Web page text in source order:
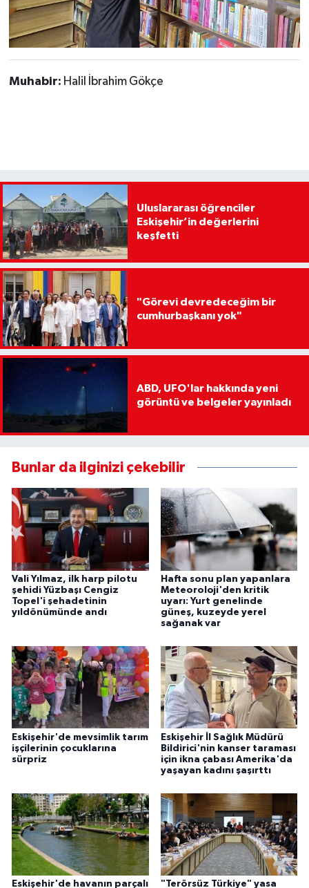
Muhabir: Halil İbrahim Gökçe
Uluslararası öğrenciler
Eskişehir’in değerlerini
keşfetti
"Görevi devredeceğim bir
cumhurbaşkanı yok"
ABD, UFO'lar hakkında yeni
görüntü ve belgeler yayınladı
Bunlar da ilginizi çekebilir
Vali Yılmaz, ilk harp pilotu
şehidi Yüzbaşı Cengiz
Topel'i şehadetinin
yıldönümünde andı
Hafta sonu plan yapanlara
Meteoroloji'den kritik
uyarı: Yurt genelinde
güneş, kuzeyde yerel
sağanak var
Eskişehir'de mevsimlik tarım
işçilerinin çocuklarına
sürpriz
Eskişehir İl Sağlık Müdürü
Bildirici'nin kanser taraması
için ikna çabası Amerika'da
yaşayan kadını şaşırttı
Eskişehir'de havanın parçalı "Terörsüz Türkiye" yasa